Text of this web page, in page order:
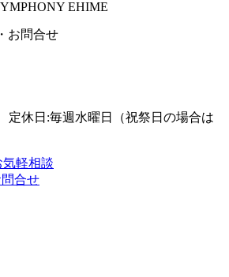
お問合せ
定休日:毎週水曜日（祝祭日の場合は
軽相談
合せ